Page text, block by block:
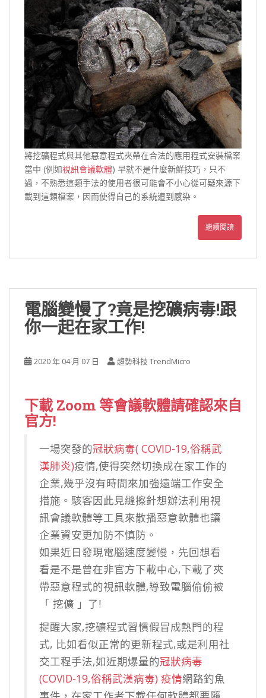
將挖礦程式與其他惡意程式夾帶在合法的應用程式安裝檔案
當中 (例如視訊會議軟體) 早就不是什麼新鮮技巧，只不
過，不熟悉這類手法的使用者很可能會不小心從可疑來源下
載到這類檔案，因而使得自己的系統遭到感染。
繼續閱讀
電腦變慢了?竟是挖礦病毒!跟
你一起在家工作!
2020 年 04 月 07 日 趨勢科技 TrendMicro
下載 Zoom 等會議軟體請確認來自
官方!
一場突發的冠狀病毒( COVID-19,俗稱武
漢肺炎)疫情,使得突然切換成在家工作的
企業,幾乎沒有時間來加強遠端工作安全
措施。駭客因此見縫擦針想辦法利用視
訊會議軟體等工具來散播惡意軟體也讓
企業資安更加防不慎防。
如果近日發現電腦速度變慢，先回想看
看是不是曾在非官方下載中心,下載了夾
帶惡意程式的視訊軟體,導致電腦偷偷被
「 挖儣 」了!
提醒大家,挖礦程式習慣假冒成熱門的程
式, 比如看似正常的更新程式,或是利用社
交工程手法,如近期爆量的冠狀病毒
(COVID-19,俗稱武漢病毒) 疫情網路釣魚